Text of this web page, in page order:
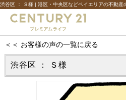
渋谷区 ： Ｓ様 | 港区・中央区などベイエリアの不動
＜＜ お客様の声の一覧に戻る
渋谷区 ： Ｓ様